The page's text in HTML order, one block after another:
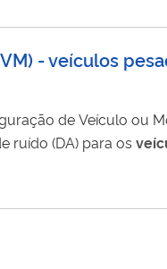
- veículos
de Veículo ou
ruído (DA) para os
deve ser obtida a